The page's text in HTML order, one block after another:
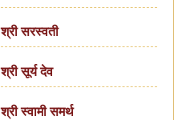
श्री सरस्वती
श्री सूर्य देव
श्री स्वामी समर्थ